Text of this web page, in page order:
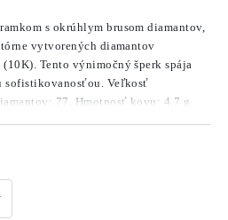
s okrúhlym brusom diamantov,
vytvorených diamantov
Tento výnimočný šperk spája
sofistikovanosťou. Veľkosť
77. Hmotnosť kovu: 4.7 g.